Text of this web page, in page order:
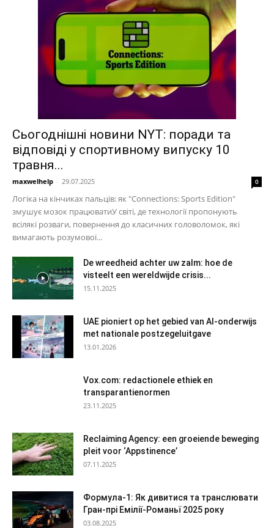
Сьогоднішні новини NYT: поради та
відповіді у спортивному випуску 10
травня...
maxwelhelp - 29.07.2025 0
Логіка на кінчиках пальців: як "Connections: Sports Edition"
змушує мозок працюватиУ світі, де технології пропонують
всілякі розваги, повернення до класичних головоломок, які
вимагають розумової...
De wreedheid achter uw zalm: hoe de
visteelt een wereldwijde crisis...
15.11.2025
UAE pioniert op het gebied van AI-onderwijs
met nationale postzegeluitgave
13.01.2026
Vox.com: redactionele ethiek en
transparantienormen
23.11.2025
Reclaiming Agency: een groeiende beweging
pleit voor ‘Appstinence’
07.11.2025
Формула-1: Як дивитися та транслювати
Гран-прі Емілії-Романьї 2025 року
03.08.2025